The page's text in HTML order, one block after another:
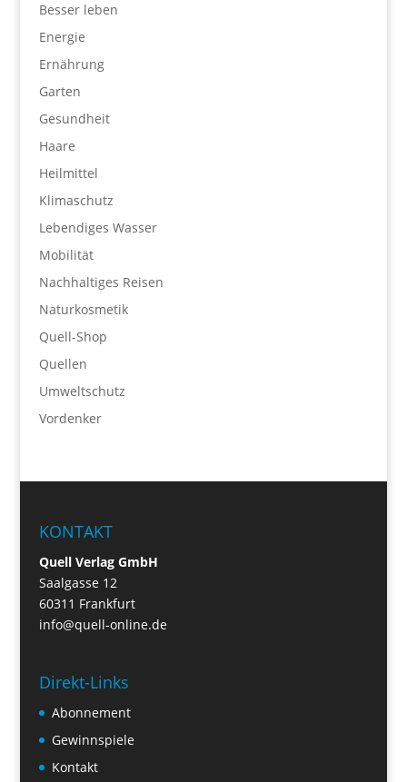
Besser leben
Energie
Ernährung
Garten
Gesundheit
Haare
Heilmittel
Klimaschutz
Lebendiges Wasser
Mobilität
Nachhaltiges Reisen
Naturkosmetik
Quell-Shop
Quellen
Umweltschutz
Vordenker
KONTAKT
Quell Verlag GmbH
Saalgasse 12
60311 Frankfurt
info@quell-online.de
Direkt-Links
Abonnement
Gewinnspiele
Kontakt